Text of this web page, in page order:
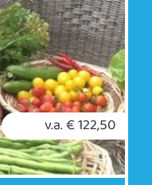
v.a. € 122,50